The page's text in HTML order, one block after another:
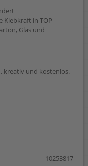
Klebkraft in TOP-
Glas und
kreativ und kostenlos.
10253817